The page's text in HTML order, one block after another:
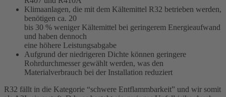
Klimaanlagen, die mit dem Kältemittel R32 betrieben werden,
benötigen ca. 20
bis 30 % weniger Kältemittel bei geringerem Energieaufwand
und haben dennoch
eine höhere Leistungsabgabe
Aufgrund der niedrigeren Dichte können geringere
Rohrdurchmesser gewählt werden, was den
Materialverbrauch bei der Installation reduziert
R32 fällt in die Kategorie “schwere Entflammbarkeit” und wir somit